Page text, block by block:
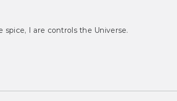
I are controls the Universe.